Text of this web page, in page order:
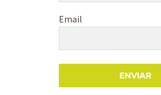
Email
ENVIAR